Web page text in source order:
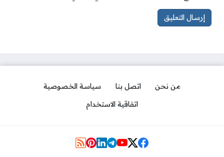
من نحن اتصل بنا
سياسة الخصوصية
اتفاقية الاستخدام
مواقع التواصل